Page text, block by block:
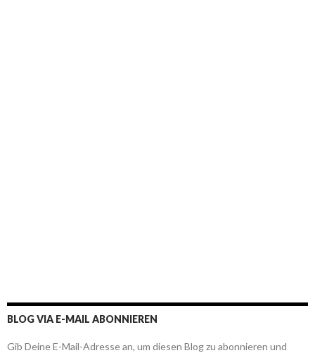
BLOG VIA E-MAIL ABONNIEREN
Gib Deine E-Mail-Adresse an, um diesen Blog zu abonnieren und